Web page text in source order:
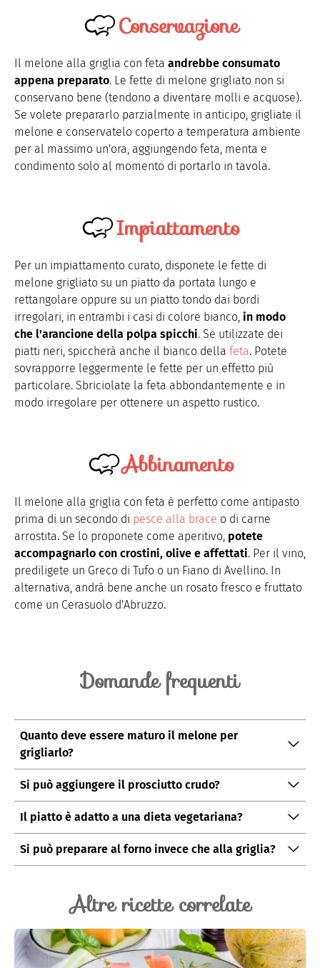
Conservazione
Il melone alla griglia con feta andrebbe consumato
appena preparato. Le fette di melone grigliato non si
conservano bene (tendono a diventare molli e acquose).
Se volete prepararlo parzialmente in anticipo, grigliate il
melone e conservatelo coperto a temperatura ambiente
per al massimo un'ora, aggiungendo feta, menta e
condimento solo al momento di portarlo in tavola.
Impiattamento
Per un impiattamento curato, disponete le fette di
melone grigliato su un piatto da portata lungo e
rettangolare oppure su un piatto tondo dai bordi
irregolari, in entrambi i casi di colore bianco, in modo
che l'arancione della polpa spicchi. Se utilizzate dei
piatti neri, spiccherà anche il bianco della feta. Potete
sovrapporre leggermente le fette per un effetto più
particolare. Sbriciolate la feta abbondantemente e in
modo irregolare per ottenere un aspetto rustico.
Abbinamento
Il melone alla griglia con feta è perfetto come antipasto
prima di un secondo di pesce alla brace o di carne
arrostita. Se lo proponete come aperitivo, potete
accompagnarlo con crostini, olive e affettati. Per il vino,
prediligete un Greco di Tufo o un Fiano di Avellino. In
alternativa, andrà bene anche un rosato fresco e fruttato
come un Cerasuolo d'Abruzzo.
Domande frequenti
Quanto deve essere maturo il melone per
grigliarlo?
Il melone deve essere maturo ma ancora sodo: una
polpa troppo morbida si sfalderà sulla piastra invece di
grigliarsi.
Si può aggiungere il prosciutto crudo?
Sì, ma attenzione alla sapidità del piatto. Meglio usare
del prosciutto crudo dolce.
Il piatto è adatto a una dieta vegetariana?
Sì, la ricetta base è completamente vegetariana.
Si può preparare al forno invece che alla griglia?
a 220°C per 5-6 minuti per lato.
Altre ricette correlate